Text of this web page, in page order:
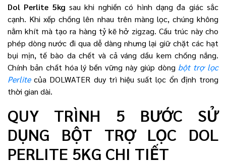
Dol Perlite 5kg sau khi nghiền có hình dạng đa giác sắc
cạnh. Khi xếp chồng lên nhau trên màng lọc, chúng không
nằm khít mà tạo ra hàng tỷ kẽ hở zigzag. Cấu trúc này cho
phép dòng nước đi qua dễ dàng nhưng lại giữ chặt các hạt
bụi mịn, tế bào da chết và cả váng dầu kem chống nắng.
Chính bản chất hóa lý bền vững này giúp dòng bột trợ lọc
Perlitecủa DOLWATER duy trì hiệu suất lọc ổn định trong
thời gian dài.
QUY TRÌNH 5 BƯỚC SỬ
DỤNG BỘT TRỢ LỌC DOL
PERLITE 5KG CHI TIẾT